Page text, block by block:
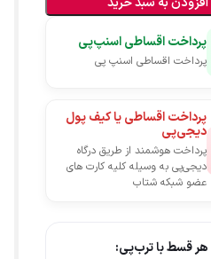
پرداخت اقساطی اسنپ‌پی
پرداخت اقساطی اسنپ پی
پرداخت اقساطی یا کیف پول
دیجی‌پی
پرداخت هوشمند از طریق درگاه
دیجی‌پی به وسیله کلیه کارت های
عضو شبکه شتاب
هر قسط با ترب‌پی: